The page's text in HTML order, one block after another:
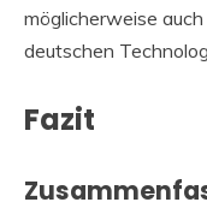
möglicherweise
deutschen
Fazit